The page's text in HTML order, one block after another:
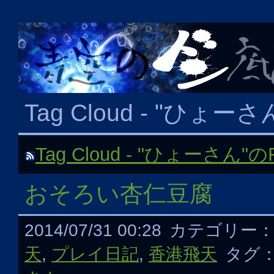
Tag Cloud - "ひょーさ
Tag Cloud - "ひょーさん"
おそろい杏仁豆腐
2014/07/31 00:28 カテゴリー：
天, プレイ日記, 香港飛天 タグ